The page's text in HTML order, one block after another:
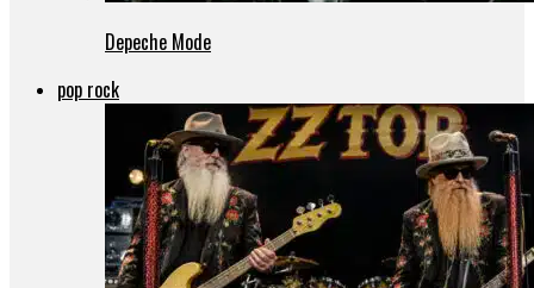
Depeche Mode
pop rock